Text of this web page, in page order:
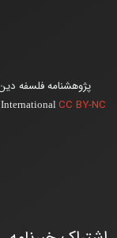
پژوهشنامه فلسفه
CC BY-NC